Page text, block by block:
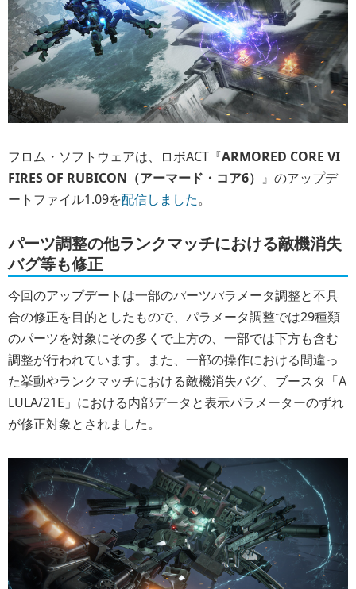
フロム・ソフトウェアは、ロボACT『ARMORED CORE VI
FIRES OF RUBICON（アーマード・コア6） 』のアップデ
ートファイル1.09を配信しました。
パーツ調整の他ランクマッチにおける敵機消失
バグ等も修正
今回のアップデートは一部のパーツパラメータ調整と不具
合の修正を目的としたもので、パラメータ調整では29種類
のパーツを対象にその多くで上方の、一部では下方も含む
調整が行われています。また、一部の操作における間違っ
た挙動やランクマッチにおける敵機消失バグ、ブースタ「A
LULA/21E」における内部データと表示パラメーターのずれ
が修正対象とされました。